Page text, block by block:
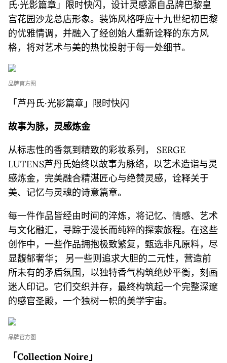
氏·光影篇章」限时快闪，设计灵感源自品牌巴黎皇
宫花园沙龙总店形象。装饰风格呼应十九世纪初巴黎
的优雅情调，并融入了经创始人重新诠释的东方风
格，将对艺术与美的热忱投射于每一处细节。
品牌官方图
「芦丹氏·光影篇章」限时快闪
故事为脉，灵感炼金
从标志性的香氛到精致的彩妆系列， SERGE
LUTENS芦丹氏始终以故事为脉络，以艺术造诣与灵
感炼金，完美融合精湛匠心与绝赞灵感，诠释关于
美、记忆与灵魂的诗意篇章。
每一件作品皆经由时间的淬炼，将记忆、情感、艺术
与文化融汇，寻踪于漫长而纯粹的探索旅程。在这些
创作中，一些作品拥抱极致繁复，甄选非凡原料，尽
显馥郁奢华； 另一些则追求大胆的二元性，营造前
所未有的矛盾氛围，以独特香气构筑绝妙平衡，刻画
迷人印记。它们交织并存，最终构筑起一个完整深邃
的感官圣殿，一个独树一帜的美学宇宙。
品牌官方图
「Collection Noire 」